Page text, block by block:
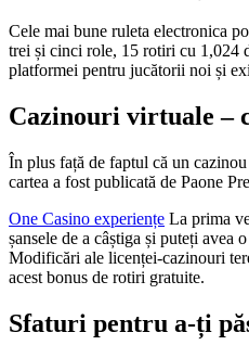
Cele mai bune ruleta electronica
trei și cinci role, 15 rotiri cu 1,024
platformei pentru jucătorii noi și
Cazinouri virtuale –
În plus față de faptul că un
cartea a fost publicată de Paone
One Casino experiențe La prima
șansele de a câștiga și puteți
Modificări ale licenței-cazinouri
acest bonus de rotiri gratuite.
Sfaturi pentru a-ți